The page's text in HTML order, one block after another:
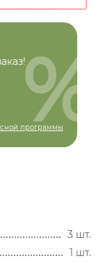
программы
%
3 шт.
1 шт.